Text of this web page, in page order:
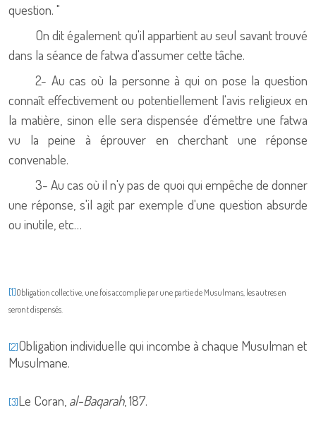
question. "
On dit également qu'il appartient au seul savant trouvé
dans la séance de fatwa d'assumer cette tâche.
2- Au cas où la personne à qui on pose la question
connaît effectivement ou potentiellement l'avis religieux en
la matière, sinon elle sera dispensée d'émettre une fatwa
vu la peine à éprouver en cherchant une réponse
convenable.
3- Au cas où il n'y pas de quoi qui empêche de donner
une réponse, s'il agit par exemple d'une question absurde
ou inutile, etc…
[1]Obligation collective, une fois accomplie par une partie de Musulmans, les autres en
seront dispensés.
[2]Obligation individuelle qui incombe à chaque Musulman et
Musulmane.
[3]Le Coran, al-Baqarah, 187.